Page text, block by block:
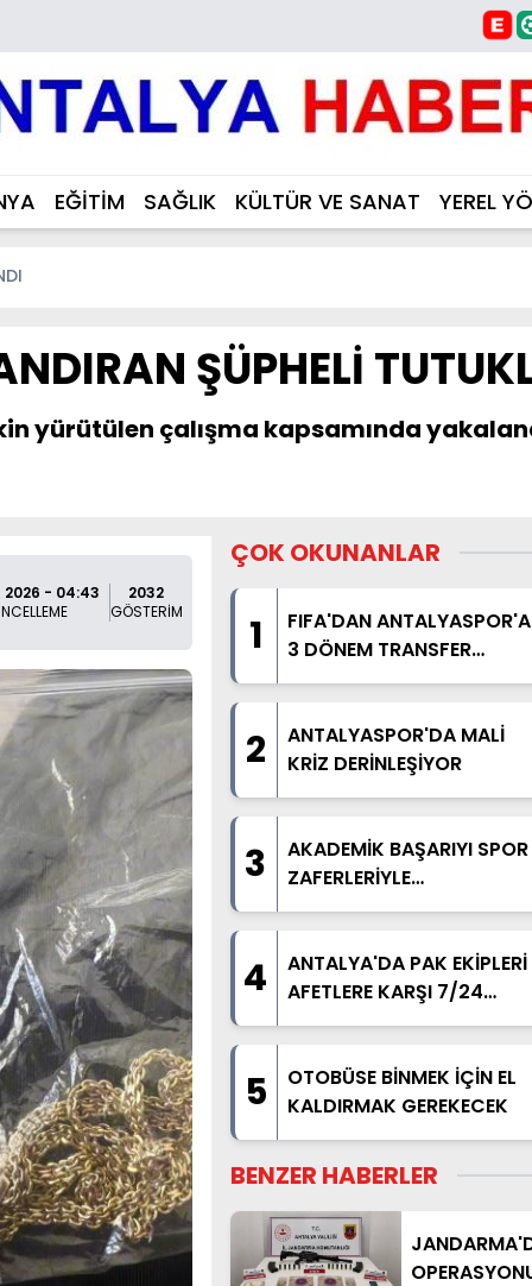
EĞİTİM SAĞLIK KÜLTÜR VE SANAT YEREL
ŞÜPHELİ
yürütülen çalışma kapsamında
2026 - 04:43
2032
GÖSTERİM
ÇOK OKUNANLAR
1
FIFA'DAN ANTALYASPOR'A
3 DÖNEM TRANSFER
YASAĞI
2
ANTALYASPOR'DA MALİ
KRİZ DERİNLEŞİYOR
3
AKADEMİK BAŞARIYI SPOR
ZAFERLERİYLE
TAÇLANDIRDILAR
4
ANTALYA'DA PAK EKİPLERİ
AFETLERE KARŞI 7/24
HAZIR
5
OTOBÜSE BİNMEK İÇİN EL
KALDIRMAK GEREKECEK
BENZER HABERLER